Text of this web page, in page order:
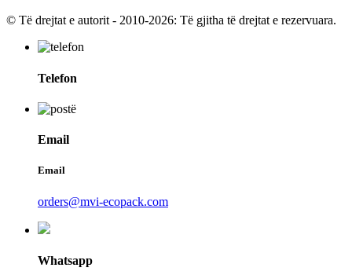
© Të drejtat e autorit - 2010-2026: Të gjitha të drejtat e rezervuara.
Telefon
Email
Email
orders@mvi-ecopack.com
Whatsapp